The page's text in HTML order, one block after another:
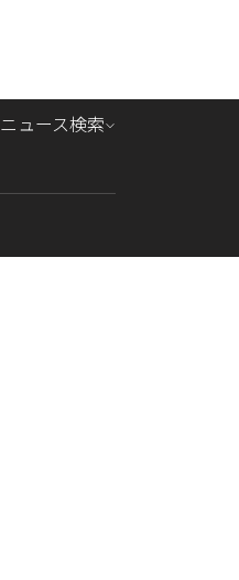
ニュース検索